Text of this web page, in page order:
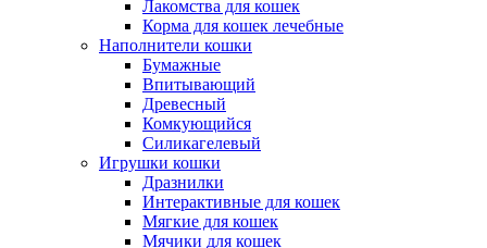
Лакомства для кошек
Корма для кошек лечебные
Наполнители кошки
Бумажные
Впитывающий
Древесный
Комкующийся
Силикагелевый
Игрушки кошки
Дразнилки
Интерактивные для кошек
Мягкие для кошек
Мячики для кошек